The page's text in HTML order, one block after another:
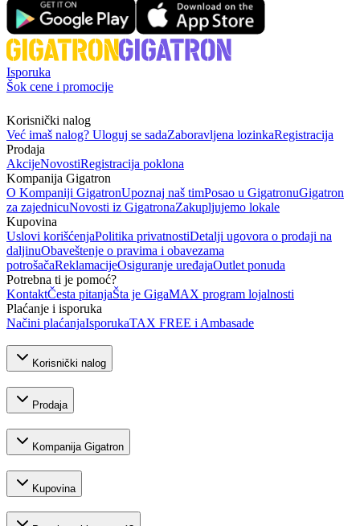
Isporuka
Šok cene i promocije
Korisnički nalog
Već imaš nalog? Uloguj se sadaZaboravljena lozinkaRegistracija
Prodaja
AkcijeNovostiRegistracija poklona
Kompanija Gigatron
O Kompaniji GigatronUpoznaj naš timPosao u GigatronuGigatron
za zajednicuNovosti iz GigatronaZakupljujemo lokale
Kupovina
Uslovi korišćenjaPolitika privatnostiDetalji ugovora o prodaji na
daljinuObaveštenje o pravima i obavezama
potrošačaReklamacijeOsiguranje uređajaOutlet ponuda
Potrebna ti je pomoć?
KontaktČesta pitanjaŠta je GigaMAX program lojalnosti
Plaćanje i isporuka
Načini plaćanjaIsporukaTAX FREE i Ambasade
Korisnički nalog
Prodaja
Kompanija Gigatron
Kupovina